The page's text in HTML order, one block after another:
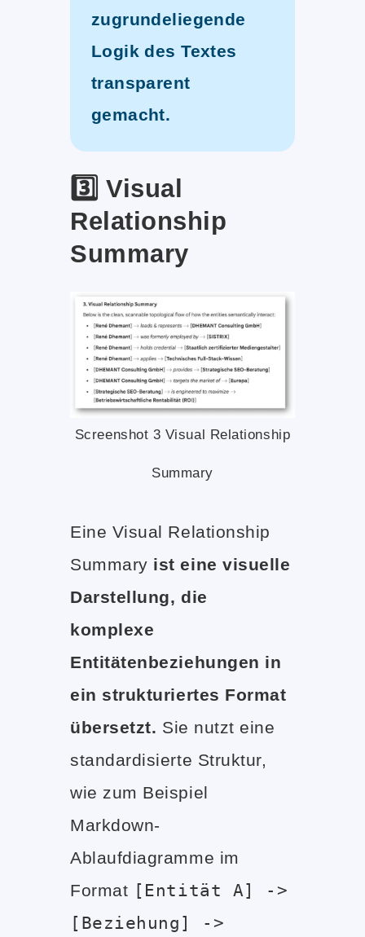
zugrundeliegende
Logik des Textes
transparent
gemacht.
3️⃣ Visual
Relationship
Summary
Screenshot 3 Visual Relationship
Summary
Eine Visual Relationship
Summary ist eine visuelle
Darstellung, die
komplexe
Entitätenbeziehungen in
ein strukturiertes Format
übersetzt. Sie nutzt eine
standardisierte Struktur,
wie zum Beispiel
Markdown-
Ablaufdiagramme im
Format [Entität A] ->
[Beziehung] ->